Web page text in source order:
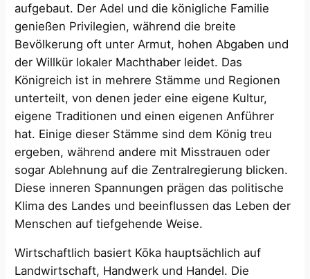
aufgebaut. Der Adel und die königliche Familie
genießen Privilegien, während die breite
Bevölkerung oft unter Armut, hohen Abgaben und
der Willkür lokaler Machthaber leidet. Das
Königreich ist in mehrere Stämme und Regionen
unterteilt, von denen jeder eine eigene Kultur,
eigene Traditionen und einen eigenen Anführer
hat. Einige dieser Stämme sind dem König treu
ergeben, während andere mit Misstrauen oder
sogar Ablehnung auf die Zentralregierung blicken.
Diese inneren Spannungen prägen das politische
Klima des Landes und beeinflussen das Leben der
Menschen auf tiefgehende Weise.
Wirtschaftlich basiert Kōka hauptsächlich auf
Landwirtschaft, Handwerk und Handel. Die